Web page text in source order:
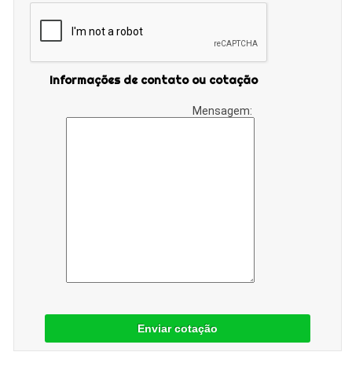
Informações de contato ou cotação
Mensagem:
Enviar cotação